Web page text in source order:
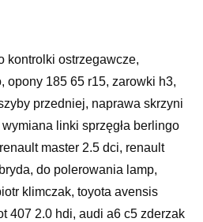
kontrolki ostrzegawcze,
opony 185 65 r15, zarowki h3,
przedniej, naprawa skrzyni
linki sprzęgła berlingo
master 2.5 dci, renault
do polerowania lamp,
klimczak, toyota avensis
407 2.0 hdi, audi a6 c5 zderzak